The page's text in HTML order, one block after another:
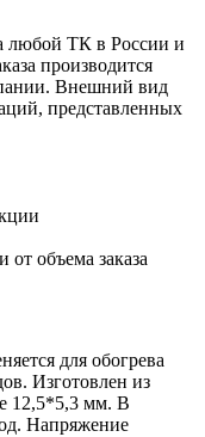
любой ТК в России и
производится
Внешний вид
представленных
объема заказа
для обогрева
Изготовлен из
12,5*5,3 мм. В
Напряжение